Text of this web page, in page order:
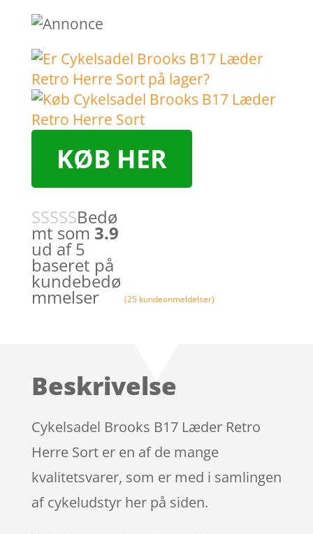
KØB HER
Bedø
mt som 3.9
ud af 5
baseret på
kundebedø
mmelser (25 kundeanmeldelser)
Beskrivelse
Cykelsadel Brooks B17 Læder Retro
Herre Sort er en af de mange
kvalitetsvarer, som er med i samlingen
af cykeludstyr her på siden.